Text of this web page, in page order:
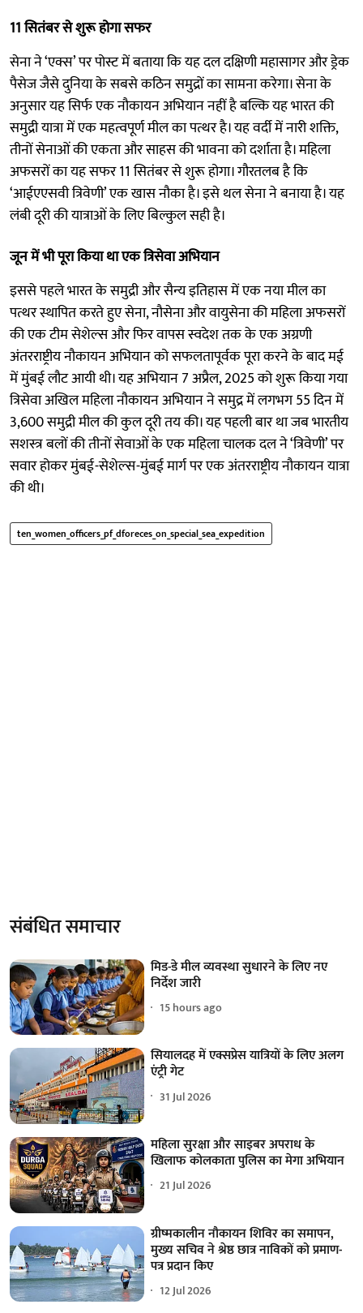
11 सितंबर से शुरू होगा सफर
सेना ने ‘एक्स’ पर पोस्ट में बताया कि यह दल दक्षिणी महासागर और ड्रेक
पैसेज जैसे दुनिया के सबसे कठिन समुद्रों का सामना करेगा। सेना के
अनुसार यह सिर्फ एक नौकायन अभियान नहीं है बल्कि यह भारत की
समुद्री यात्रा में एक महत्वपूर्ण मील का पत्थर है। यह वर्दी में नारी शक्ति,
तीनों सेनाओं की एकता और साहस की भावना को दर्शाता है। महिला
अफसरों का यह सफर 11 सितंबर से शुरू होगा। गौरतलब है कि
‘आईएएसवी त्रिवेणी’ एक खास नौका है। इसे थल सेना ने बनाया है। यह
लंबी दूरी की यात्राओं के लिए बिल्कुल सही है।
जून में भी पूरा किया था एक त्रिसेवा अभियान
इससे पहले भारत के समुद्री और सैन्य इतिहास में एक नया मील का
पत्थर स्थापित करते हुए सेना, नौसेना और वायुसेना की महिला अफसरों
की एक टीम सेशेल्स और फिर वापस स्वदेश तक के एक अग्रणी
अंतरराष्ट्रीय नौकायन अभियान को सफलतापूर्वक पूरा करने के बाद मई
में मुंबई लौट आयी थी। यह अभियान 7 अप्रैल, 2025 को शुरू किया गया
त्रिसेवा अखिल महिला नौकायन अभियान ने समुद्र में लगभग 55 दिन में
3,600 समुद्री मील की कुल दूरी तय की। यह पहली बार था जब भारतीय
सशस्त्र बलों की तीनों सेवाओं के एक महिला चालक दल ने ‘त्रिवेणी’ पर
सवार होकर मुंबई-सेशेल्स-मुंबई मार्ग पर एक अंतरराष्ट्रीय नौकायन यात्रा
की थी।
ten_women_officers_pf_dforeces_on_special_sea_expedition
संबंधित समाचार
मिड-डे मील व्यवस्था सुधारने के लिए नए
निर्देश जारी
15 hours ago
सियालदह में एक्सप्रेस यात्रियों के लिए अलग
एंट्री गेट
31 Jul 2026
महिला सुरक्षा और साइबर अपराध के
खिलाफ कोलकाता पुलिस का मेगा अभियान
21 Jul 2026
ग्रीष्मकालीन नौकायन शिविर का समापन,
मुख्य सचिव ने श्रेष्ठ छात्र नाविकों को प्रमाण-
पत्र प्रदान किए
12 Jul 2026